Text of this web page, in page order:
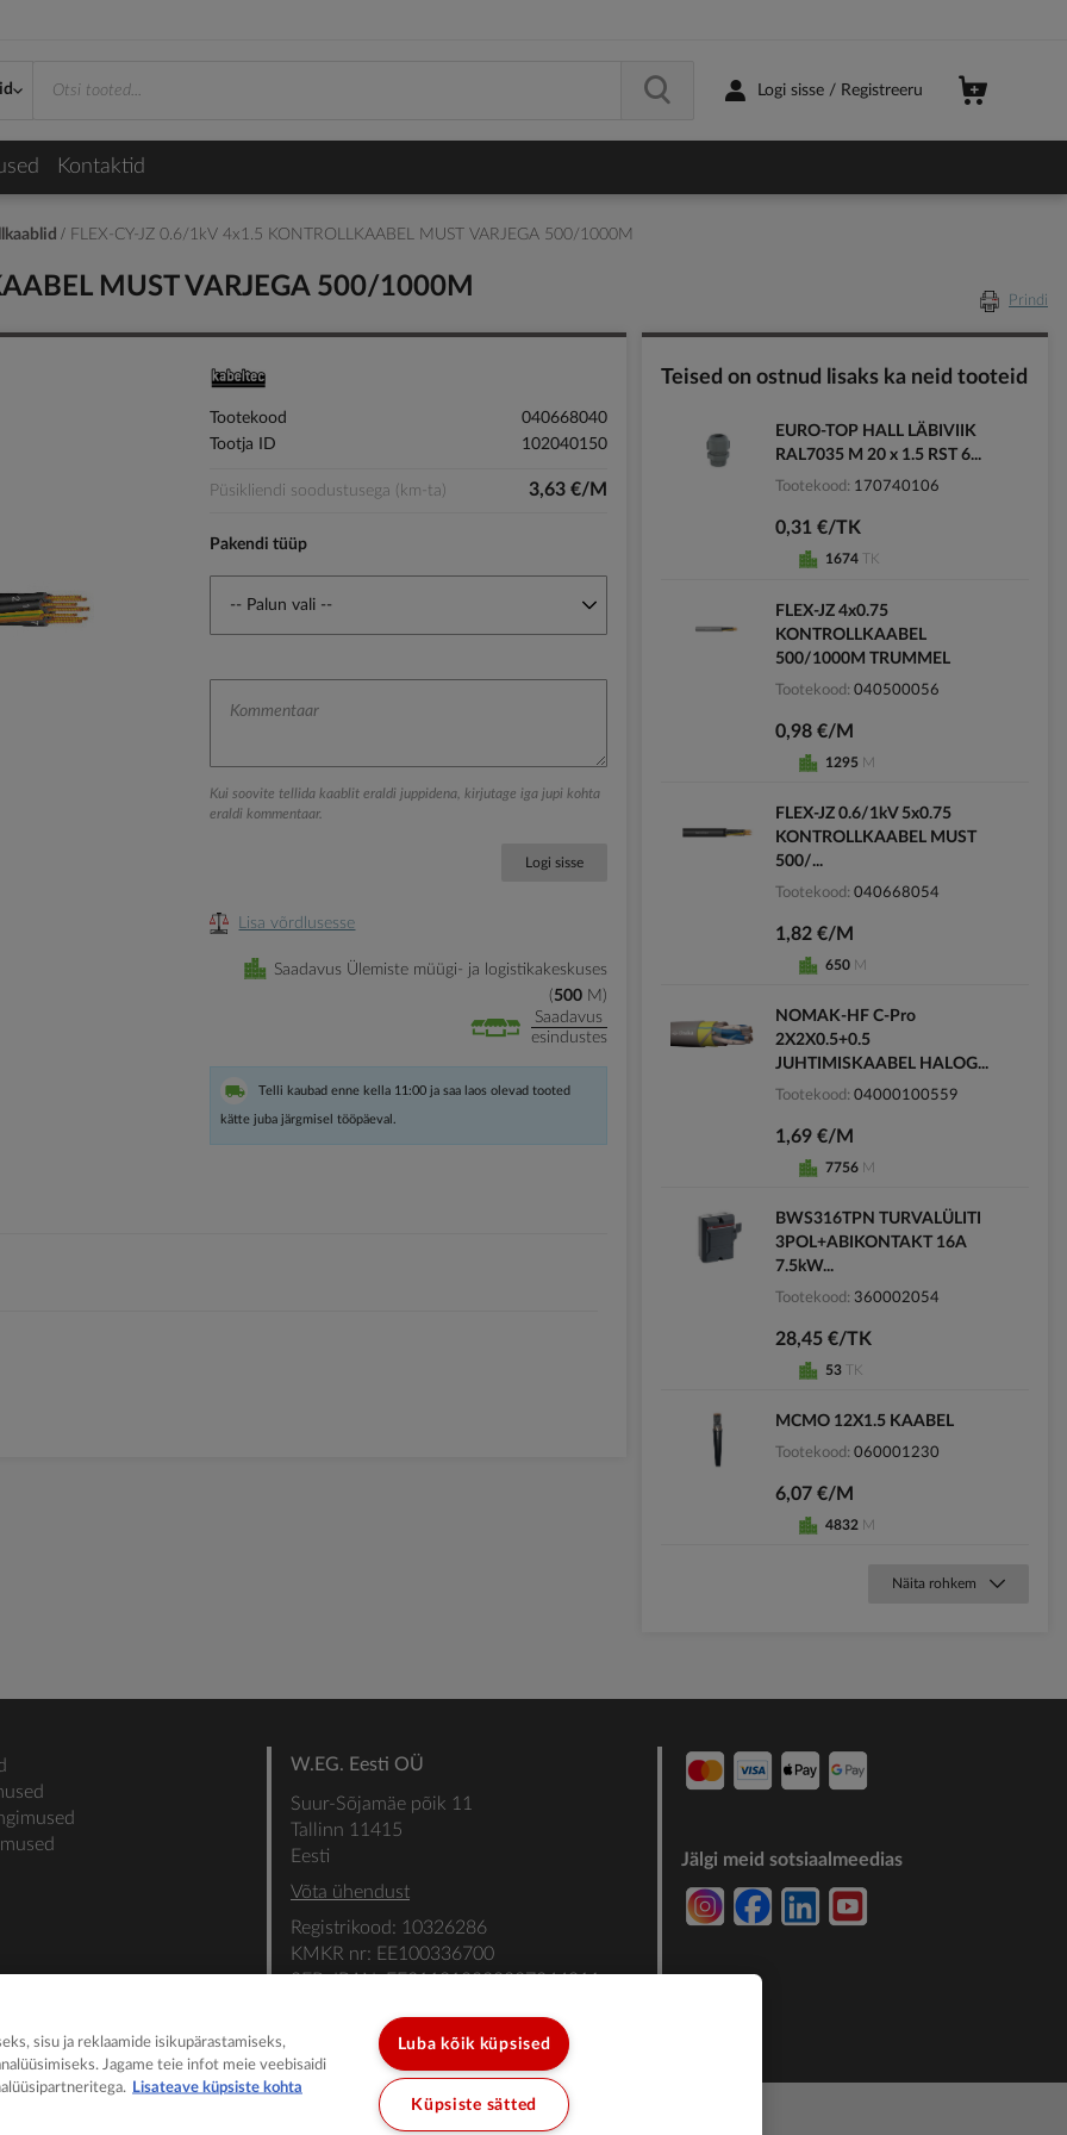
Logi sisse / Registreeru
Kontaktid
FLEX-CY-JZ 0.6/1kV 4x1.5 KONTROLLKAABEL MUST VARJEGA 500/1000M
MUST VARJEGA 500/1000M Prindi
Tootekood
040668040
Tootja ID
102040150
Püsikliendi soodustusega (km-ta) 3,63 €/M
Pakendi tüüp
Kui soovite tellida kaablit eraldi juppidena, kirjutage iga jupi kohta
eraldi kommentaar.
Logi sisse
Lisa võrdlusesse
Saadavus Ülemiste müügi- ja logistikakeskuses
500 M
Saadavus
esindustes
Telli kaubad enne kella 11:00 ja saa laos olevad tooted
kätte juba järgmisel tööpäeval.
Teised on ostnud lisaks ka neid tooteid
EURO-TOP HALL LÄBIVIIK
RAL7035 M 20 x 1.5 RST 6...
Tootekood 170740106
0,31 €/TK
1674 TK
FLEX-JZ 4x0.75
KONTROLLKAABEL
500/1000M TRUMMEL
Tootekood 040500056
0,98 €/M
1295 M
FLEX-JZ 0.6/1kV 5x0.75
KONTROLLKAABEL MUST
500/...
Tootekood 040668054
1,82 €/M
650 M
NOMAK-HF C-Pro
2X2X0.5+0.5
JUHTIMISKAABEL HALOG...
Tootekood 04000100559
1,69 €/M
7756 M
BWS316TPN TURVALÜLITI
3POL+ABIKONTAKT 16A
7.5kW...
Tootekood 360002054
28,45 €/TK
53 TK
MCMO 12X1.5 KAABEL
Tootekood 060001230
6,07 €/M
4832 M
Näita rohkem
W.EG. Eesti OÜ
Suur-Sõjamäe põik 11
Tallinn 11415
Eesti
Võta ühendust
Registrikood: 10326286
KMKR nr: EE100336700
SEB: IBAN: EE311010220007244011
Jälgi meid sotsiaalmeedias
sisu ja reklaamide isikupärastamiseks,
Jagame teie infot meie veebisaidi
Lisateave küpsiste kohta
Luba kõik küpsised
Küpsiste sätted